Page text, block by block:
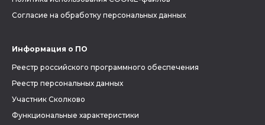
Согласие на обработку персональных данных
Информация о ПО
Реестр российского программного обеспечения
Реестр персональных данных
Участник Сколково
Функциональные характеристики